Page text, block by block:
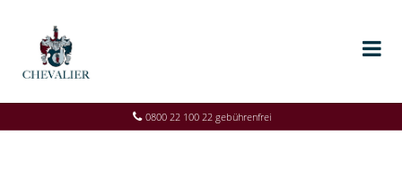
0800 22 100 22 gebührenfrei